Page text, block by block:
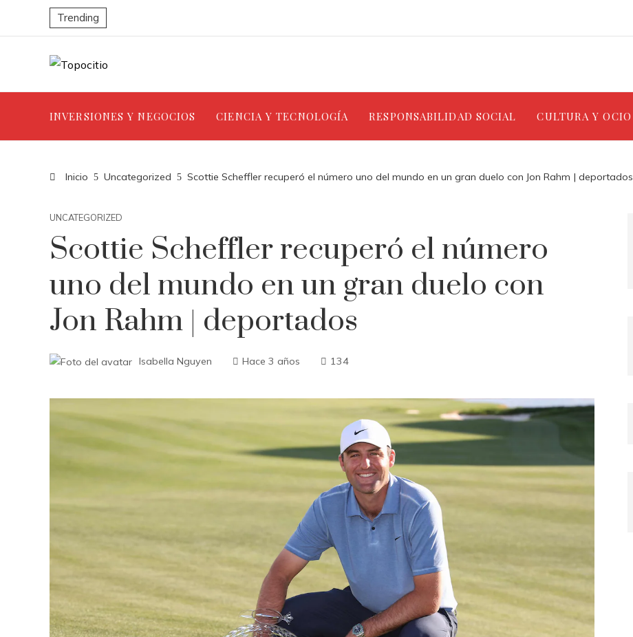
Trending
INVERSIONES Y NEGOCIOS CIENCIA Y TECNOLOGÍA RESPONSABILIDAD SOCIAL CULTURA Y OCIO
Inicio Uncategorized Scottie Scheffler recuperó el número uno del mundo en un gran duelo con Jon Rahm | deportados
UNCATEGORIZED
Scottie Scheffler recuperó el número
uno del mundo en un gran duelo con
Jon Rahm | deportados
Isabella Nguyen Hace 3 años 134